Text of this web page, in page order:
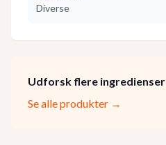
Diverse
Udforsk flere ingredienser
Se alle produkter →